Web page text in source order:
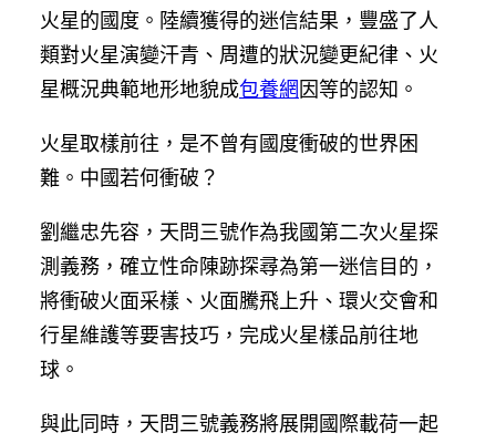
火星的國度。陸續獲得的迷信結果，豐盛了人
類對火星演變汗青、周遭的狀況變更紀律、火
星概況典範地形地貌成包養網因等的認知。
火星取樣前往，是不曾有國度衝破的世界困
難。中國若何衝破？
劉繼忠先容，天問三號作為我國第二次火星探
測義務，確立性命陳跡探尋為第一迷信目的，
將衝破火面采樣、火面騰飛上升、環火交會和
行星維護等要害技巧，完成火星樣品前往地
球。
與此同時，天問三號義務將展開國際載荷一起